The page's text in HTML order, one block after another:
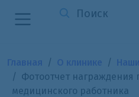
Фотоотчет награждения
медицинского работника